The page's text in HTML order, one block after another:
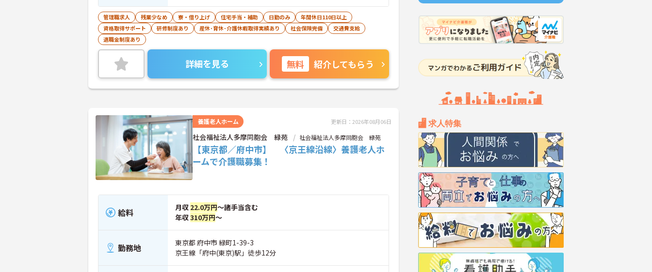
求人特集
管理職求人 残業少なめ 寮・借り上げ 住宅手当・補助 日勤のみ
年間休日110日以上
資格取得サポート
研修制度あり 産休･育休･介護休暇取得実績あり 社会保険完備
交通費支給
退職金制度あり
詳細を見る 無料 紹介してもらう
養護老人ホーム 更新日：2026年08月06日
社会福祉法人多摩同胞会 緑苑 社会福祉法人多摩同胞会 緑苑
【東京都／府中市】 〈京王線沿線〉養護老人ホ
ームで介護職募集！
給料 月収 22.0万円～諸手当含む
年収310万円～
勤務地
東京都 府中市 緑町1-39-3
京王線「府中(東京)駅」徒歩12分